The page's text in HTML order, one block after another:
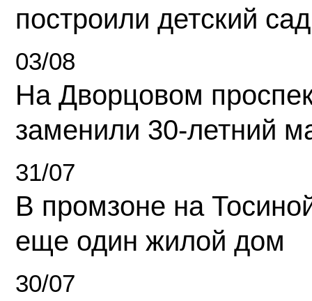
построили детский сад
03/08
На Дворцовом
заменили 30-летний
31/07
В промзоне на
еще один жилой дом
30/07